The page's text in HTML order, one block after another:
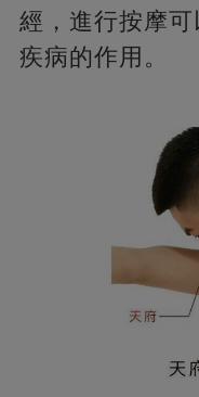
經，進行按摩
疾病的作用。